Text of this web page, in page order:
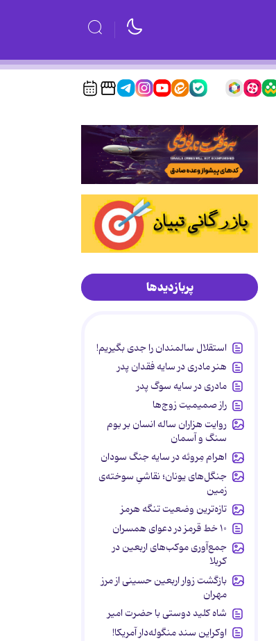
پربازدیدها
استقلال سالمندان را جدی بگیریم!
هنر مادری در سایه‌ فقدان پدر
مادری در سایه سوگ پدر
راز صمیمیت زوج‌ها
روایت هزاران ساله انسان بر بوم
سنگ و آسمان
اهرام مِروئه در سایه جنگ سودان
جنگل‌های یونان؛ نقاشیِ سوخته‌ی
زمین
تازه‌ترین وضعیت تنگه هرمز
۱۰ خط قرمز در دعوای همسران
جمع‌آوری موکب‌های اربعین در
کربلا
بازگشت زوار اربعین حسینی از مرز
مهران
شاه کلید دوستی با حضرت امیر
اوکراین سند منگوله‌دار آمریکا!